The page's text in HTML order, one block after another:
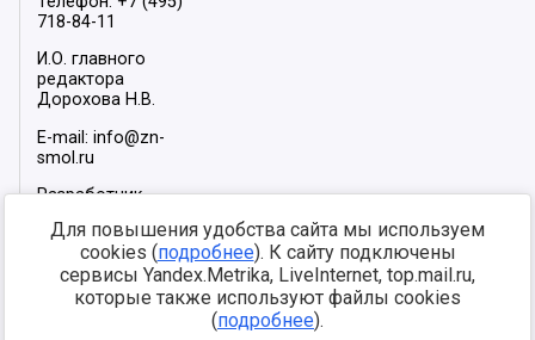
718-84-11
И.О. главного
редактора
Дорохова Н.В.
E-mail: info@zn-
smol.ru
Разработчик
2026
Мы в социальных
сетях:
Для повышения удобства сайта мы используем
cookies (подробнее). К сайту подключены
сервисы Yandex.Metrika, LiveInternet, top.mail.ru,
которые также используют файлы cookies
(подробнее).